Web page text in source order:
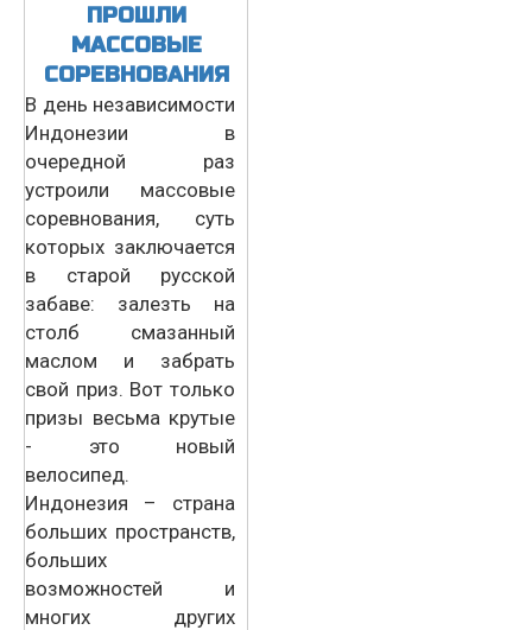
ПРОШЛИ
МАССОВЫЕ
СОРЕВНОВАНИЯ
В день независимости
Индонезии в
очередной раз
устроили массовые
соревнования, суть
которых заключается
в старой русской
забаве: залезть на
столб смазанный
маслом и забрать
свой приз. Вот только
призы весьма крутые
- это новый
велосипед.
Индонезия – страна
больших пространств,
больших
возможностей и
многих других